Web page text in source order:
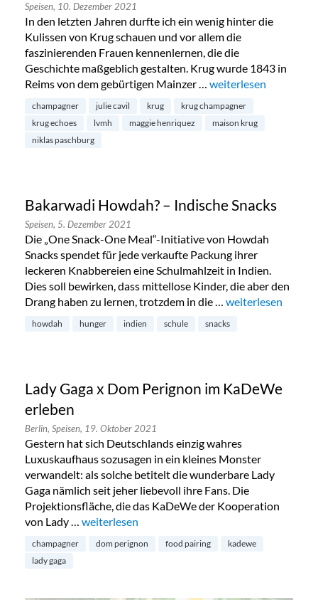
Speisen, 10. Dezember 2021
In den letzten Jahren durfte ich ein wenig hinter die
Kulissen von Krug schauen und vor allem die
faszinierenden Frauen kennenlernen, die die
Geschichte maßgeblich gestalten. Krug wurde 1843 in
Reims von dem gebürtigen Mainzer … „Krug Champagner –
weiterlesen
champagner julie cavil krug
krug champagner
krug echoes
lvmh maggie henriquez
maison krug
niklas paschburg
Bakarwadi Howdah? – Indische Snacks
Speisen, 5. Dezember 2021
Die „One Snack-One Meal“-Initiative von Howdah
Snacks spendet für jede verkaufte Packung ihrer
leckeren Knabbereien eine Schulmahlzeit in Indien.
Dies soll bewirken, dass mittellose Kinder, die aber den
Drang haben zu lernen, trotzdem in die … „Bakarwadi
weiterlesen
howdah hunger indien schule snacks
Lady Gaga x Dom Perignon im KaDeWe
erleben
Berlin, Speisen, 19. Oktober 2021
Gestern hat sich Deutschlands einzig wahres
Luxuskaufhaus sozusagen in ein kleines Monster
verwandelt: als solche betitelt die wunderbare Lady
Gaga nämlich seit jeher liebevoll ihre Fans. Die
Projektionsfläche, die das KaDeWe der Kooperation
von Lady … „Lady Gaga x Dom Perignon im KaDeWe
weiterlesen
champagner dom perignon food pairing
kadewe
lady gaga